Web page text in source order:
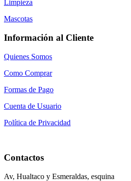
Limpieza
Mascotas
Información al Cliente
Quienes Somos
Como Comprar
Formas de Pago
Cuenta de Usuario
Política de Privacidad
Contactos
Av, Hualtaco y Esmeraldas, esquina